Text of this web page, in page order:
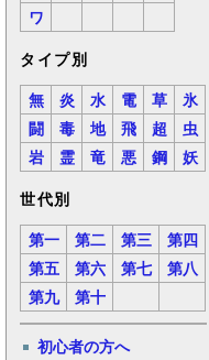
ワ
タイプ別
無 炎 水 電 草
氷
闘
毒 地 飛 超
虫
岩
霊 竜 悪 鋼 妖
世代別
第一 第二 第三
第四
第五
第六 第七
第八
第九
第十
初心者の方へ